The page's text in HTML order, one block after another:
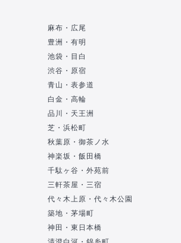
麻布・広尾
豊洲・有明
池袋・目白
渋谷・原宿
青山・表参道
白金・高輪
品川・天王洲
芝・浜松町
秋葉原・御茶ノ水
神楽坂・飯田橋
千駄ヶ谷・外苑前
三軒茶屋・三宿
代々木上原・代々木公園
築地・茅場町
神田・東日本橋
清澄白河・錦糸町